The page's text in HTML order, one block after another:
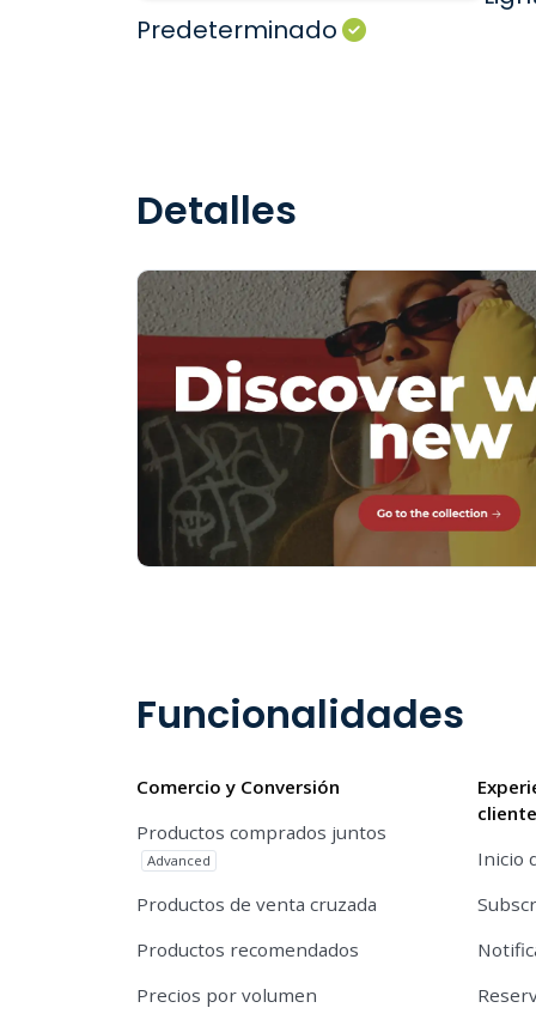
Predeterminado
Detalles
Funcionalidades
Comercio y Conversión
Productos comprados juntos
Advanced
Productos de venta cruzada
Productos recomendados
Precios por volumen
Inicio